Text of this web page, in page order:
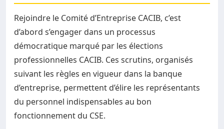
Rejoindre le Comité d’Entreprise CACIB, c’est
d’abord s’engager dans un processus
démocratique marqué par les élections
professionnelles CACIB. Ces scrutins, organisés
suivant les règles en vigueur dans la banque
d’entreprise, permettent d’élire les représentants
du personnel indispensables au bon
fonctionnement du CSE.